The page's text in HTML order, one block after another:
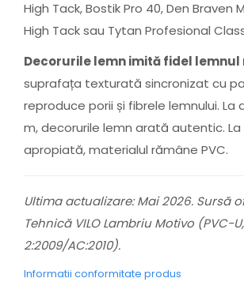
High Tack, Bostik Pro 40, Den Braven
High Tack sau Tytan Profesional
Decorurile lemn imită fidel
suprafața texturată sincronizat cu
reproduce porii și fibrele lemnului. La
m, decorurile lemn arată autentic.
apropiată, materialul rămâne PVC.
Ultima actualizare: Mai 2026. Sursă
Tehnică VILO Lambriu Motivo (PVC-
2:2009/AC:2010).
Informatii conformitate produs